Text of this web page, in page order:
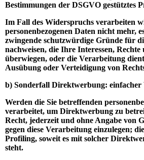
Bestimmungen der DSGVO gestütztes
Im Fall des Widerspruchs verarbeiten
personenbezogenen Daten nicht mehr,
zwingende schutzwürdige Gründe für
nachweisen, die Ihre Interessen,
überwiegen, oder die Verarbeitung
Ausübung oder Verteidigung von
b) Sonderfall Direktwerbung:
Werden die Sie betreffenden
verarbeitet, um Direktwerbung zu
Recht, jederzeit und ohne Angabe von
gegen diese Verarbeitung einzulegen;
Profiling, soweit es mit solcher
steht.